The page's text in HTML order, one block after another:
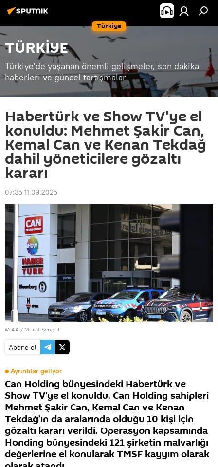
Türkiye
TÜRKİYE
Türkiye'de yaşanan önemli gelişmeler, son dakika
haberleri ve güncel tartışmalar
Habertürk ve Show TV'ye el
konuldu: Mehmet Şakir Can,
Kemal Can ve Kenan Tekdağ
dahil yöneticilere gözaltı
kararı
07:35 11.09.2025
© AA / Murat Şengül
Abone ol
Ayrıntılar geliyor
Can Holding bünyesindeki Habertürk ve
Show TV'ye el konuldu. Can Holding sahipleri
Mehmet Şakir Can, Kemal Can ve Kenan
Tekdağ’ın da aralarında olduğu 10 kişi için
gözaltı kararı verildi. Operasyon kapsamında
Honding bünyesindeki 121 şirketin malvarlığı
değerlerine el konularak TMSF kayyım olarak